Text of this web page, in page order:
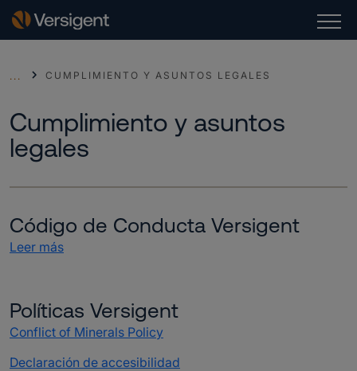
... CUMPLIMIENTO Y ASUNTOS LEGALES
Cumplimiento y asuntos
legales
Código de Conducta Versigent
Leer más
Políticas Versigent
Conflict of Minerals Policy
Declaración de accesibilidad